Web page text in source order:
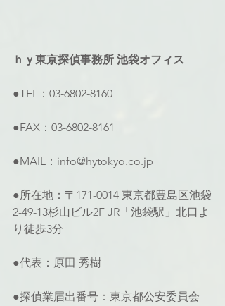
ｈｙ東京探偵事務所 池袋オフィス
●TEL：03-6802-8160
●FAX：03-6802-8161
●MAIL：info@hytokyo.co.jp
●所在地：〒171-0014 東京都豊島区池袋
2-49-13杉山ビル2F JR「池袋駅」北口よ
り徒歩3分
●代表：原田 秀樹
●探偵業届出番号：東京都公安委員会